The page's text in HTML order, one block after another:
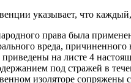
указывает, что
права была
вреда,
приведены на листе 4
под стражей в
изоляторе сопряжены